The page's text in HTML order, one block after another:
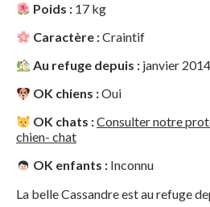
Poids : 17 kg
Caractère :Craintif
Au refuge depuis : janvier 2014
OK chiens :Oui
OK chats :Consulter notre
chien- chat
OK enfants : Inconnu
La belle Cassandre est au refuge